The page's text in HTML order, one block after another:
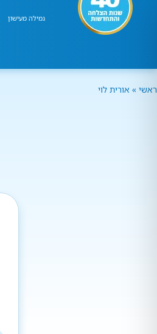
גמילה מעישון
ראשי » אורית לוי